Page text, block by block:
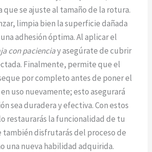
que se ajuste al tamaño de la rotura.
limpia bien la superficie dañada
adhesión óptima. Al aplicar el
con pacienciay asegúrate de cubrir
Finalmente, permite que el
por completo antes de poner el
uso nuevamente; esto asegurará
sea duradera y efectiva. Con estos
restaurarás la funcionalidad de tu
disfrutarás del proceso de
una nueva habilidad adquirida.